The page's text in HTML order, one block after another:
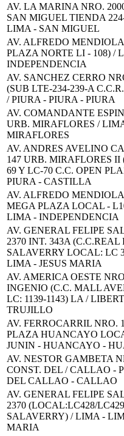
AV. LA MARINA NRO.
SAN MIGUEL TIENDA
LIMA - SAN MIGUEL
AV. ALFREDO
PLAZA NORTE LI - 108) /
INDEPENDENCIA
AV. SANCHEZ CERRO
(SUB LTE-234-239-A
/ PIURA - PIURA - PIURA
AV. COMANDANTE
URB. MIRAFLORES /
MIRAFLORES
AV. ANDRES AVELINO
147 URB. MIRAFLORES
69 Y LC-70 C.C. OPEN
PIURA - CASTILLA
AV. ALFREDO
MEGA PLAZA LOCAL -
LIMA - INDEPENDENCIA
AV. GENERAL FELIPE
2370 INT. 343A (C.C.REAL
SALAVERRY LOCAL: LC
LIMA - JESUS MARIA
AV. AMERICA OESTE
INGENIO (C.C. MALL
LC: 1139-1143) LA /
TRUJILLO
AV. FERROCARRIL NRO.
PLAZA HUANCAYO
JUNIN - HUANCAYO -
AV. NESTOR GAMBETA
CONST. DEL / CALLAO -
DEL CALLAO - CALLAO
AV. GENERAL FELIPE
2370 (LOCAL:LC428/
SALAVERRY) / LIMA -
MARIA